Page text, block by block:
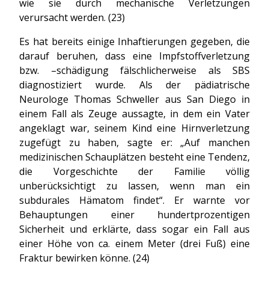
wie sie durch mechanische Verletzungen
verursacht werden. (23)
Es hat bereits einige Inhaftierungen gegeben, die
darauf beruhen, dass eine Impfstoffverletzung
bzw. –schädigung fälschlicherweise als SBS
diagnostiziert wurde. Als der pädiatrische
Neurologe Thomas Schweller aus San Diego in
einem Fall als Zeuge aussagte, in dem ein Vater
angeklagt war, seinem Kind eine Hirnverletzung
zugefügt zu haben, sagte er: „Auf manchen
medizinischen Schauplätzen besteht eine Tendenz,
die Vorgeschichte der Familie völlig
unberücksichtigt zu lassen, wenn man ein
subdurales Hämatom findet“. Er warnte vor
Behauptungen einer hundertprozentigen
Sicherheit und erklärte, dass sogar ein Fall aus
einer Höhe von ca. einem Meter (drei Fuß) eine
Fraktur bewirken könne. (24)